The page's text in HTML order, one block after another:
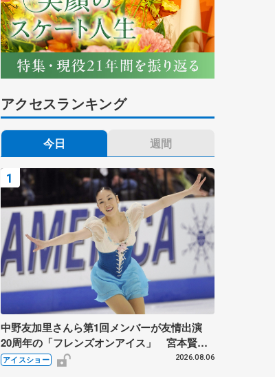
アクセスランキング
今日 週間
中野友加里さんら第1回メンバーが友情出演
20周年の「フレンズオンアイス」 宮本賢二
さん、有川梨絵さん、田村岳斗さんも
アイスショー 2026.08.06